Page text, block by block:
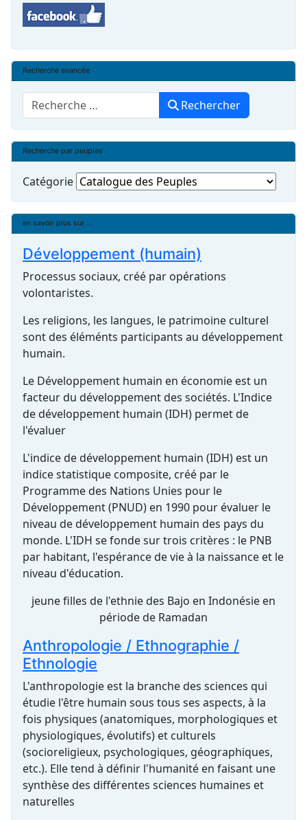
Recherche avancée
Rechercher Rechercher
Recherche par peuples
Catégorie
en savoir plus sur ...
Développement (humain)
Processus sociaux, créé par opérations
volontaristes.
Les religions, les langues, le patrimoine culturel
sont des éléménts participants au développement
humain.
Le Développement humain en économie est un
facteur du développement des sociétés. L'Indice
de développement humain (IDH) permet de
l'évaluer
L'indice de développement humain (IDH) est un
indice statistique composite, créé par le
Programme des Nations Unies pour le
Développement (PNUD) en 1990 pour évaluer le
niveau de développement humain des pays du
monde. L'IDH se fonde sur trois critères : le PNB
par habitant, l'espérance de vie à la naissance et le
niveau d'éducation.
jeune filles de l'ethnie des Bajo en Indonésie en
période de Ramadan
Anthropologie / Ethnographie /
Ethnologie
L'anthropologie est la branche des sciences qui
étudie l'être humain sous tous ses aspects, à la
fois physiques (anatomiques, morphologiques et
physiologiques, évolutifs) et culturels
(socioreligieux, psychologiques, géographiques,
etc.). Elle tend à définir l'humanité en faisant une
synthèse des différentes sciences humaines et
naturelles